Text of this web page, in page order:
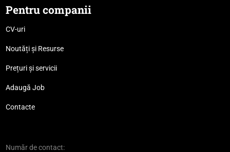
Pentru companii
CV-uri
Noutăți și Resurse
Prețuri și servicii
Adaugă Job
Contacte
Număr de contact: